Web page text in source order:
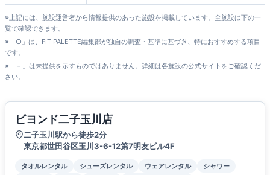
※上記には、施設運営者から情報提供のあった施設を掲載しています。全施設は下の一
覧で確認できます。
※「○」は、FIT PALETTE編集部が独自の調査・基準に基づき、特におすすめする項目
です。
※「－」は未提供を示すものではありません。詳細は各施設の公式サイトをご確認くだ
さい。
ビヨンド二子玉川店
二子玉川駅から徒歩2分
東京都世田谷区玉川3-6-12第7明友ビル4F
タオルレンタル シューズレンタル ウェアレンタル シャワー